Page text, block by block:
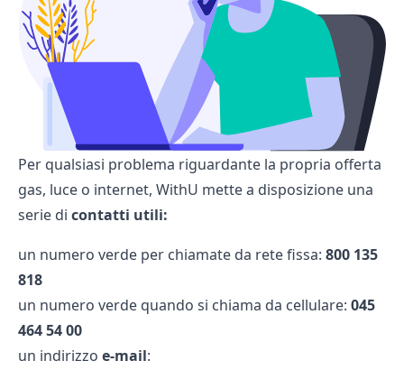
Per qualsiasi problema riguardante la propria offerta
gas, luce o internet, WithU mette a disposizione una
serie di contatti utili:
un numero verde per chiamate da rete fissa: 800 135
818
un numero verde quando si chiama da cellulare: 045
464 54 00
un indirizzo e-mail: